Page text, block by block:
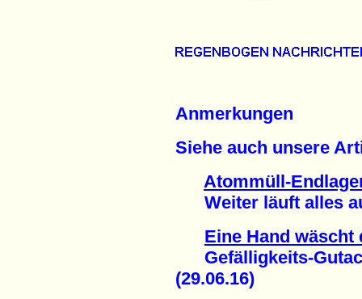
Anmerkungen
Siehe auch unsere
Atommüll-
Weiter läuft alles
Eine Hand wäscht
Gefälligkeits-
(29.06.16)